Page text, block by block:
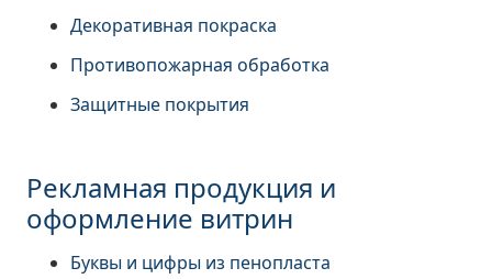
Декоративная покраска
Противопожарная обработка
Защитные покрытия
Рекламная продукция и
оформление витрин
Буквы и цифры из пенопласта